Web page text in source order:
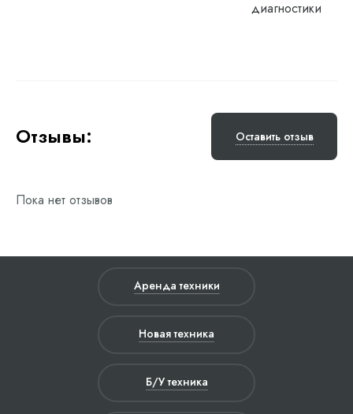
диагностики
Отзывы: Оставить отзыв
Пока нет отзывов
Аренда техники
Новая техника
Б/У техника